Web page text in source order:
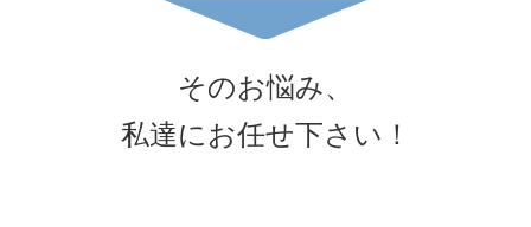
そのお悩み、
私達にお任せ下さい！